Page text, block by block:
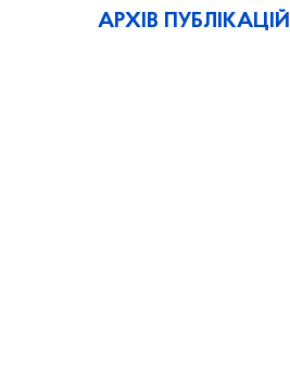
АРХІВ ПУБЛІКАЦІЙ